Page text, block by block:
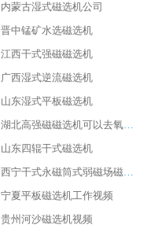
内蒙古湿式磁选机公司
晋中锰矿水选磁选机
江西干式强磁磁选机
广西湿式逆流磁选机
山东湿式平板磁选机
湖北高强磁磁选机可以去氧化铝
山东四辊干式磁选机
西宁干式永磁筒式弱磁场磁选机结构图
宁夏平板磁选机工作视频
贵州河沙磁选机视频